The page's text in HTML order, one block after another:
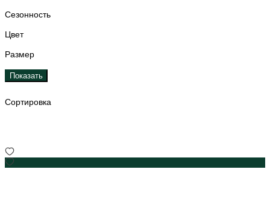
Сезонность
Цвет
Размер
Показать
Сортировка